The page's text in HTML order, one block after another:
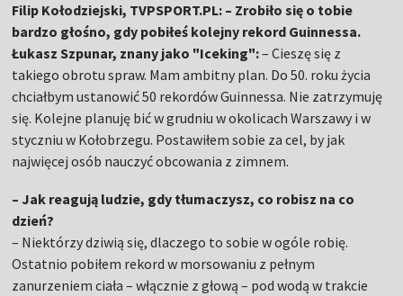
Filip Kołodziejski, TVPSPORT.PL: – Zrobiło się o tobie
bardzo głośno, gdy pobiłeś kolejny rekord Guinnessa.
Łukasz Szpunar, znany jako "Iceking":– Cieszę się z
takiego obrotu spraw. Mam ambitny plan. Do 50. roku życia
chciałbym ustanowić 50 rekordów Guinnessa. Nie zatrzymuję
się. Kolejne planuję bić w grudniu w okolicach Warszawy i w
styczniu w Kołobrzegu. Postawiłem sobie za cel, by jak
najwięcej osób nauczyć obcowania z zimnem.
– Jak reagują ludzie, gdy tłumaczysz, co robisz na co
dzień?
– Niektórzy dziwią się, dlaczego to sobie w ogóle robię.
Ostatnio pobiłem rekord w morsowaniu z pełnym
zanurzeniem ciała – włącznie z głową – pod wodą w trakcie